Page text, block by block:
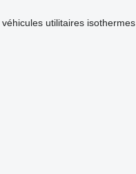
véhicules utilitaires isothermes